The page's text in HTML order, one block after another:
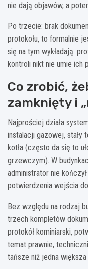
nie dają objawów, a
Po trzecie: brak
protokołu, to formalnie
się na tym wykładają:
kontroli nikt nie umie ich
Co zrobić,
zamknięty i
Najprościej działa
instalacji gazowej, stały
kotła (często da się to
grzewczym). W
administrator nie
potwierdzenia wejścia
Bez względu na rodzaj
trzech kompletów
protokół kominiarski,
temat prawnie,
tańsze niż jedna